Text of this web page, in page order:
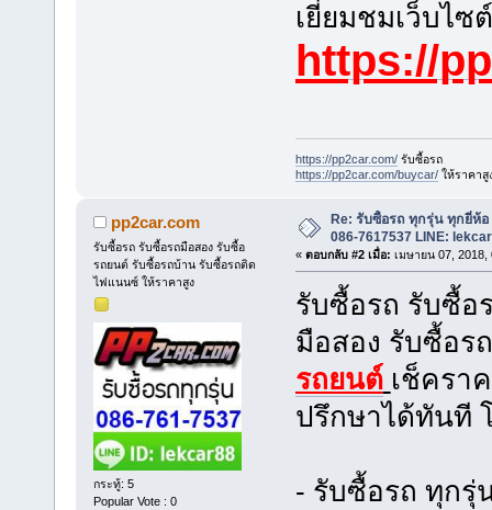
เยี่ยมชมเว็บไ
https://
https://pp2car.com/รับซื้อรถ
https://pp2car.com/buycar/ให้ราคาสู
pp2car.com
รับซื้อรถ รับซื้อรถมือสอง รับซื้อ
รถยนต์ รับซื้อรถบ้าน รับซื้อรถติด
ไฟแนนซ์ ให้ราคาสูง
กระทู้: 5
Popular Vote : 0
Re: รับซื้อรถ ทุกรุ่น ทุกยี่ห้
086-7617537 LINE:
« ตอบกลับ #2 เมื่อ: เมษายน 07, 2018,
รับซื้อรถ รับซื้อ
มือสอง รับซื้อ
รถยนต์ เช็ครา
ปรึกษาได้ทันที
- รับซื้อรถ ทุกรุ่